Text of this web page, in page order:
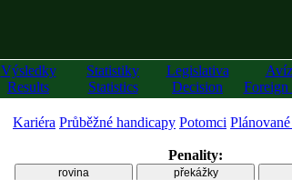
Výsledky
Results
Statistiky
Statistics
Legislativa
Decision
Foreign
Kariéra Průběžné handicapy Potomci
Penality:
rovina překážky